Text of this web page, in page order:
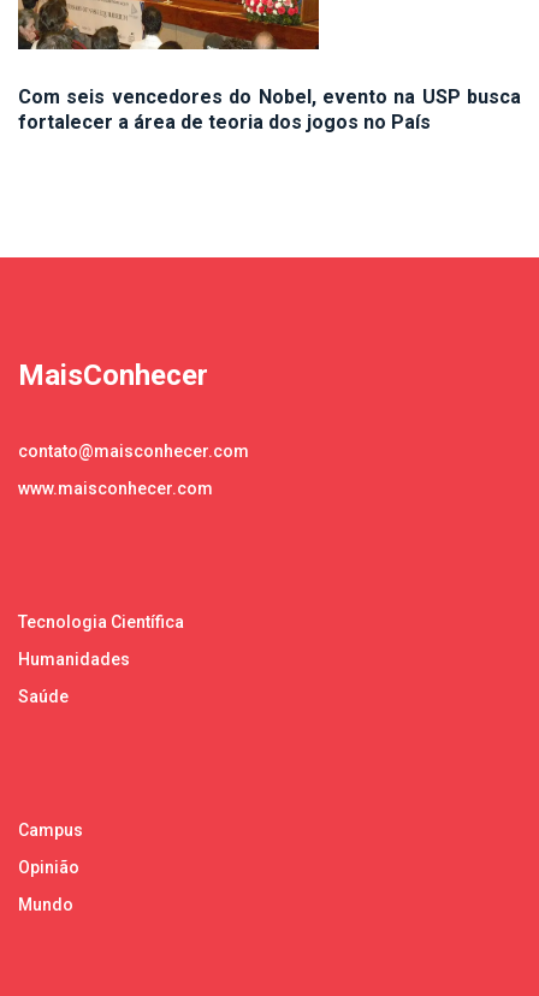
Com seis vencedores do Nobel, evento na USP busca
fortalecer a área de teoria dos jogos no País
MaisConhecer
contato@maisconhecer.com
www.maisconhecer.com
Tecnologia Científica
Humanidades
Saúde
Campus
Opinião
Mundo